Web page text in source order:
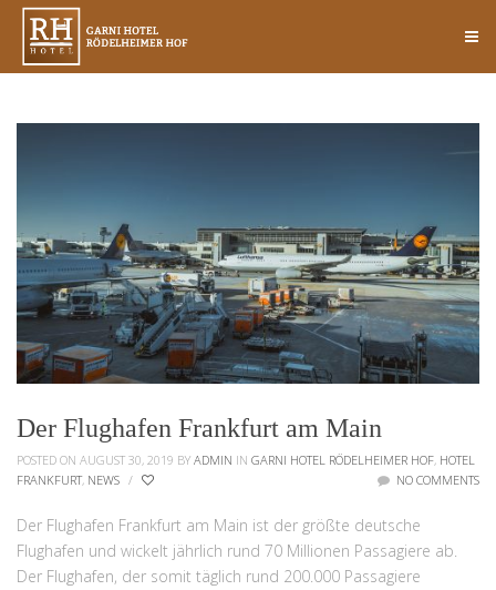
Der Flughafen Frankfurt am Main
POSTED ON AUGUST 30, 2019 BY ADMIN IN GARNI HOTEL RÖDELHEIMER HOF, HOTEL
FRANKFURT, NEWS / NO COMMENTS
Der Flughafen Frankfurt am Main ist der größte deutsche
Flughafen und wickelt jährlich rund 70 Millionen Passagiere ab.
Der Flughafen, der somit täglich rund 200.000 Passagiere